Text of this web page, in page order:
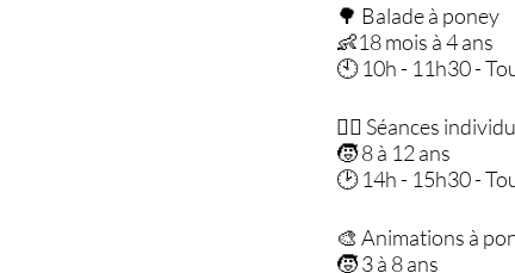
🌳 Balade à poney
👶18 mois à 4 ans
🕙 10h - 11h30 -
🧍‍♂️ Séances
🧒 8 à 12 ans
🕑 14h - 15h30 -
🎨 Animations à
🧒 3 à 8 ans